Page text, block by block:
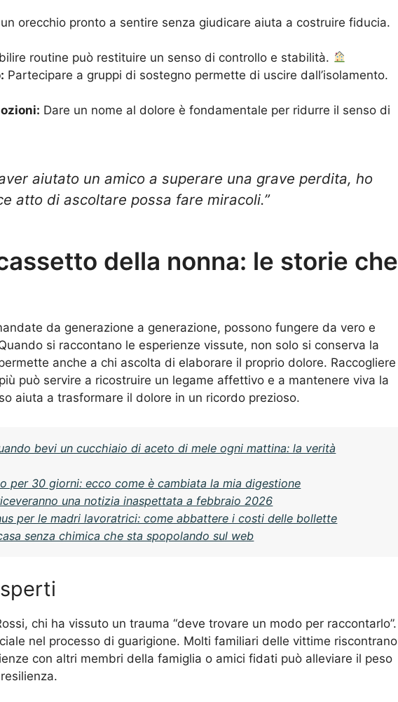
orecchio pronto a sentire senza giudicare aiuta a costruire fiducia.
routine può restituire un senso di controllo e stabilità.
Partecipare a gruppi di sostegno permette di uscire dall’isolamento.
Dare un nome al dolore è fondamentale per ridurre il senso di
aiutato un amico a superare una grave perdita, ho
atto di ascoltare possa fare miracoli.”
della nonna: le storie che
da generazione a generazione, possono fungere da vero e
si raccontano le esperienze vissute, non solo si conserva la
anche a chi ascolta di elaborare il proprio dolore. Raccogliere
può servire a ricostruire un legame affettivo e a mantenere viva la
aiuta a trasformare il dolore in un ricordo prezioso.
bevi un cucchiaio di aceto di mele ogni mattina: la verità
per 30 giorni: ecco come è cambiata la mia digestione
una notizia inaspettata a febbraio 2026
per le madri lavoratrici: come abbattere i costi delle bollette
senza chimica che sta spopolando sul web
chi ha vissuto un trauma “deve trovare un modo per raccontarlo”.
nel processo di guarigione. Molti familiari delle vittime riscontrano
con altri membri della famiglia o amici fidati può alleviare il peso